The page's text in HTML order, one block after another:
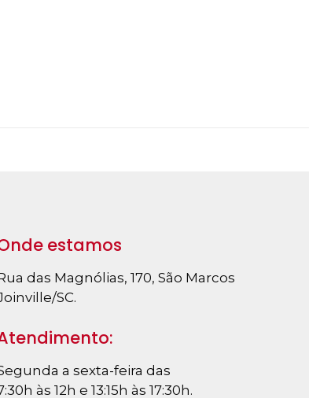
estamos
das Magnólias, 170, São Marcos
SC.
a sexta-feira das
às 12h e 13:15h às 17:30h.